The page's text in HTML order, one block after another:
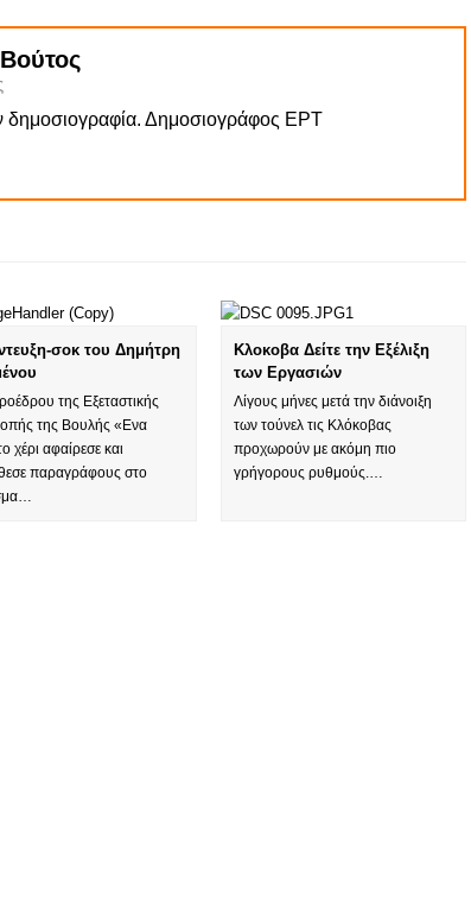
δημοσιογραφία. Δημοσιογράφος ΕΡΤ
σοκ του Δημήτρη
της Εξεταστικής
της Βουλής «Ενα
χέρι αφαίρεσε και
παραγράφους στο
Κλοκοβα Δείτε την Εξέλιξη
των Εργασιών
Λίγους μήνες μετά την διάνοιξη
των τούνελ τις Κλόκοβας
προχωρούν με ακόμη πιο
γρήγορους ρυθμούς.…